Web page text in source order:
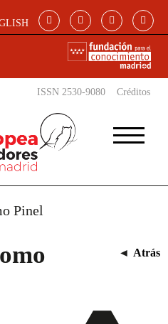
ISSN 2530-9080 Créditos
Pinel
◄ Atrás